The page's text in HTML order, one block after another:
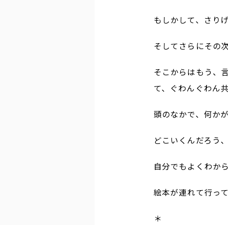
もしかして、さり
そしてさらにその
そこからはもう、
て、ぐわんぐわん
頭のなかで、何か
どこいくんだろう
自分でもよくわか
絵本が連れて行っ
＊